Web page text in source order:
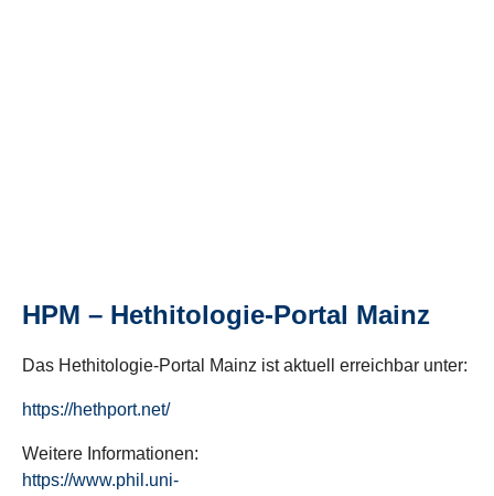
HPM – Hethitologie-Portal Mainz
Das Hethitologie-Portal Mainz ist aktuell erreichbar unter:
https://hethport.net/
Weitere Informationen:
https://www.phil.uni-